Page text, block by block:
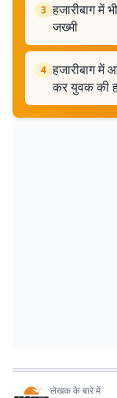
3 हजारीबाग में
जख्मी
4 हजारीबाग में
कर युवक की
लेखक के बारे में